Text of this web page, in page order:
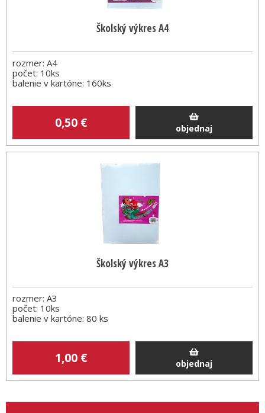
Školský výkres A4
rozmer: A4
počet: 10ks
balenie v kartóne: 160ks
0,50 € objednaj
Školský výkres A3
rozmer: A3
počet: 10ks
balenie v kartóne: 80 ks
1,00 € objednaj